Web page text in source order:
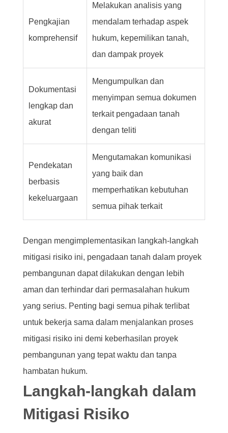
Pengkajian
komprehensif
Melakukan analisis yang
mendalam terhadap aspek
hukum, kepemilikan tanah,
dan dampak proyek
Dokumentasi
lengkap dan
akurat
Mengumpulkan dan
menyimpan semua dokumen
terkait pengadaan tanah
dengan teliti
Pendekatan
berbasis
kekeluargaan
Mengutamakan komunikasi
yang baik dan
memperhatikan kebutuhan
semua pihak terkait
Dengan mengimplementasikan langkah-langkah
mitigasi risiko ini, pengadaan tanah dalam proyek
pembangunan dapat dilakukan dengan lebih
aman dan terhindar dari permasalahan hukum
yang serius. Penting bagi semua pihak terlibat
untuk bekerja sama dalam menjalankan proses
mitigasi risiko ini demi keberhasilan proyek
pembangunan yang tepat waktu dan tanpa
hambatan hukum.
Langkah-langkah dalam
Mitigasi Risiko